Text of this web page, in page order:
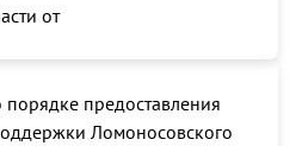
от
предоставления
Ломоносовского